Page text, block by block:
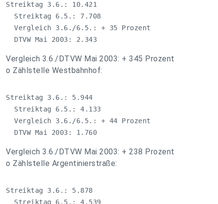
Streiktag 3.6.: 10.421
  Streiktag 6.5.: 7.708
  Vergleich 3.6./6.5.: + 35 Prozent
  DTVW Mai 2003: 2.343
Vergleich 3.6./DTVW Mai 2003: + 345 Prozent
o Zählstelle Westbahnhof:
Streiktag 3.6.: 5.944
  Streiktag 6.5.: 4.133
  Vergleich 3.6./6.5.: + 44 Prozent
  DTVW Mai 2003: 1.760
Vergleich 3.6./DTVW Mai 2003: + 238 Prozent
o Zählstelle Argentinierstraße:
Streiktag 3.6.: 5.878
  Streiktag 6.5.: 4.539